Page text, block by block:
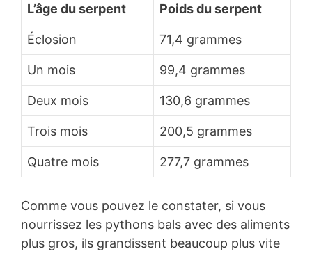
L’âge du serpent Poids du serpent
Éclosion 71,4 grammes
Un mois 99,4 grammes
Deux mois 130,6 grammes
Trois mois 200,5 grammes
Quatre mois 277,7 grammes
Comme vous pouvez le constater, si vous
nourrissez les pythons bals avec des aliments
plus gros, ils grandissent beaucoup plus vite